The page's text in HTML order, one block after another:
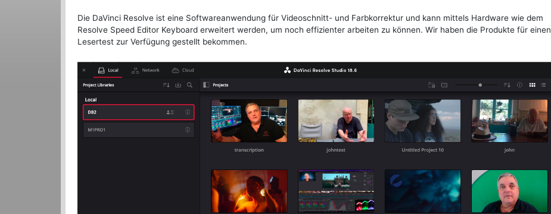
Die DaVinci Resolve ist eine Softwareanwendung für Videoschnitt- und Farbkorrektur und kann mittels Hardware wie dem
Resolve Speed Editor Keyboard erweitert werden, um noch effizienter arbeiten zu können. Wir haben die Produkte für einen
Lesertest zur Verfügung gestellt bekommen.